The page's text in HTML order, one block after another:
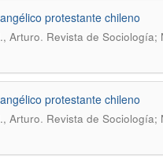
protestante chileno
Arturo. Revista de Sociología;
protestante chileno
Arturo. Revista de Sociología;